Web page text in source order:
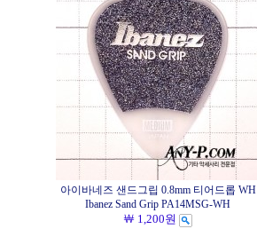
아이바네즈 샌드그립 0.8mm 티어드롭 WH
Ibanez Sand Grip PA14MSG-WH
￦ 1,200원